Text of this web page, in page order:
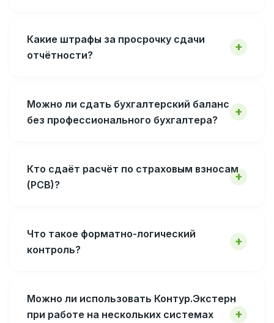
Какие штрафы за просрочку сдачи
отчётности?
Можно ли сдать бухгалтерский баланс
без профессионального бухгалтера?
Кто сдаёт расчёт по страховым взносам
(РСВ)?
Что такое форматно-логический
контроль?
Можно ли использовать Контур.Экстерн
при работе на нескольких системах